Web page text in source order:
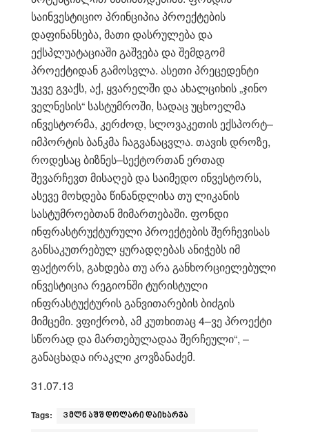
საინვესტიციო პრინციპია პროექტების
დაფინანსება, მათი დასრულება და
ექსპლუატაციაში გაშვება და შემდგომ
პროექტიდან გამოსვლა. ასეთი პრეცედენტი
უკვე გვაქს, აქ, ყვარელში და ახალციხის „ჯინო
ველნესის“ სასტუმროში, სადაც უცხოელმა
ინვესტორმა, კერძოდ, სლოვაკეთის ექსპორტ–
იმპორტის ბანკმა ჩაგვანაცვლა. თავის დროზე,
როდესაც ბიზნეს–სექტორთან ერთად
შევარჩევთ მისაღებ და საიმედო ინვესტორს,
ასევე მოხდება წინანდლისა თუ ლიკანის
სასტუმროებთან მიმართებაში. ფონდი
ინფრასტრუქტურული პროექტების შერჩევისას
განსაკუთრებულ ყურადღებას ანიჭებს იმ
ფაქტორს, გახდება თუ არა განხორციელებული
ინვესტიცია რეგიონში ტურისტული
ინფრასტუქტურის განვითარების ბიძგის
მიმცემი. ვფიქრობ, ამ კუთხითაც 4–ვე პროექტი
სწორად და მართებულადაა შერჩეული“, –
განაცხადა ირაკლი კოვზანაძემ.
31.07.13
Tags: 3 მლნ აშშ დოლარი დაიხარჯა